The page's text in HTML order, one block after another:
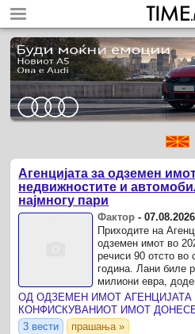
Агенцијата за одземен
недвижностите и
најмногу пари
Фактор -07.08.2026
Приходите на
одземен имот во
речиси 90 отсто во
година. Лани биле
милиони евра,
изнесувале околу
3 вести
прашања »